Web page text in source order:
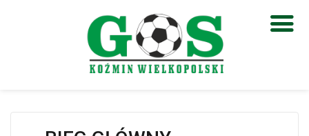
Otwórz pasek narzędzi